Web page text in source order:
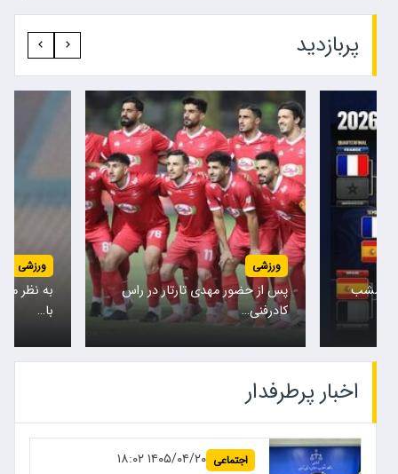
پربازدید‍
امشب
ورزشی
پس از حضور مهدی تارتار در راس
کادرفنی…
ورزشی
به نظر
با…
اخبار پرطرفدار
اجتماعی ۱۴۰۵/۰۴/۲۰ ۱۸:۰۲